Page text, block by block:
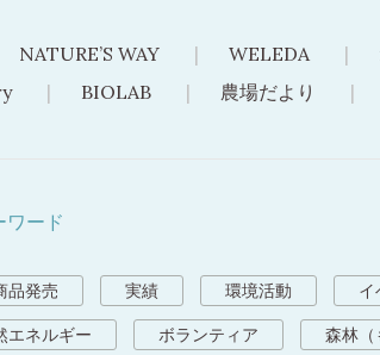
NATURE’S WAY WELEDA
BIOLAB 農場だより
ワード
品発売 実績 環境活動 イ
エネルギー ボランティア 森林（